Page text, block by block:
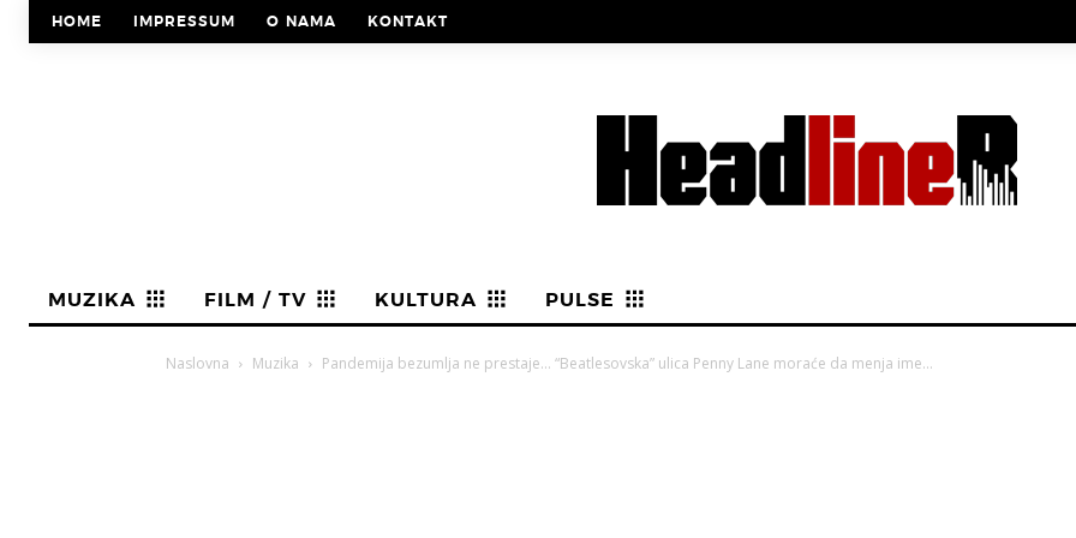
HOME IMPRESSUM O NAMA KONTAKT
MUZIKA FILM / TV KULTURA PULSE
Naslovna Muzika Pandemija bezumlja ne prestaje… “Beatlesovska” ulica Penny Lane moraće da menja ime...